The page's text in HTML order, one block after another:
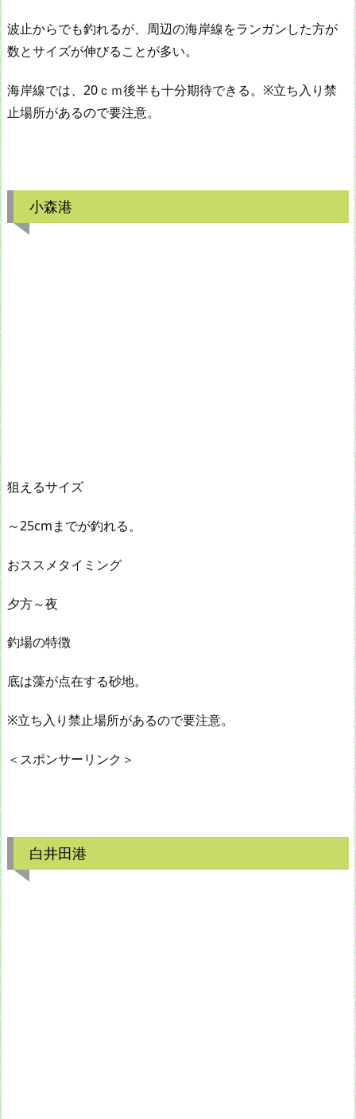
波止からでも釣れるが、周辺の海岸線をランガンした方が
数とサイズが伸びることが多い。
海岸線では、20ｃｍ後半も十分期待できる。※立ち入り禁
止場所があるので要注意。
小森港
狙えるサイズ
～25cmまでが釣れる。
おススメタイミング
夕方～夜
釣場の特徴
底は藻が点在する砂地。
※立ち入り禁止場所があるので要注意。
＜スポンサーリンク＞
白井田港